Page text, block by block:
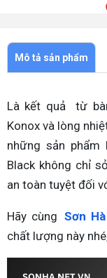
Mô tả sản phẩm
Là kết quả từ
Konox và lòng
những sản phẩm
Black không chỉ
an toàn tuyệt đối
Hãy cùng Sơn Hà
chất lượng này